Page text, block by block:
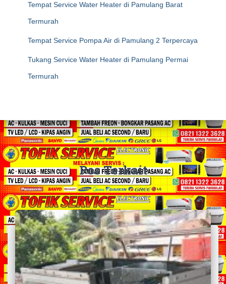
Tempat Service Water Heater di Pamulang Barat
Termurah
Tempat Service Pompa Air di Pamulang 2 Terpercaya
Tukang Service Water Heater di Pamulang Permai
Termurah
Pos Terkait